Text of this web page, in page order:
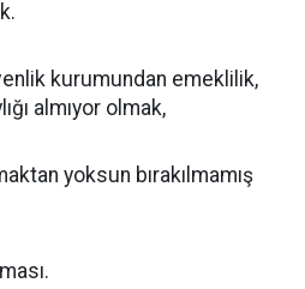
kurumundan emeklilik,
almıyor olmak,
yoksun bırakılmamış